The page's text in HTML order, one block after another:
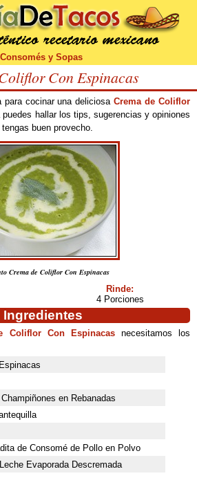
Consomés y Sopas
Con Espinacas
para cocinar una deliciosaCrema de Coliflor
puedes hallar los tips, sugerencias y opiniones
buen provecho.
Crema de Coliflor Con Espinacas
Rinde:
4 Porciones
Ingredientes
Coliflor Con Espinacasnecesitamos los
en Rebanadas
de Consomé de Pollo en Polvo
Evaporada Descremada